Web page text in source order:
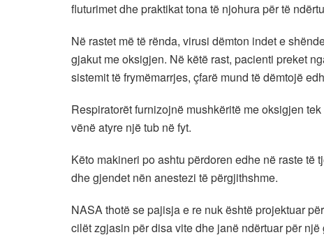
fluturimet dhe praktikat tona të njohura për të
Në rastet më të rënda, virusi dëmton indet e
gjakut me oksigjen. Në këtë rast, pacienti preket
sistemit të frymëmarrjes, çfarë mund të dëmtojë
Respiratorët furnizojnë mushkëritë me oksigjen
vënë atyre një tub në fyt.
Këto makineri po ashtu përdoren edhe në raste
dhe gjendet nën anestezi të përgjithshme.
NASA thotë se pajisja e re nuk është projektuar
cilët zgjasin për disa vite dhe janë ndërtuar për